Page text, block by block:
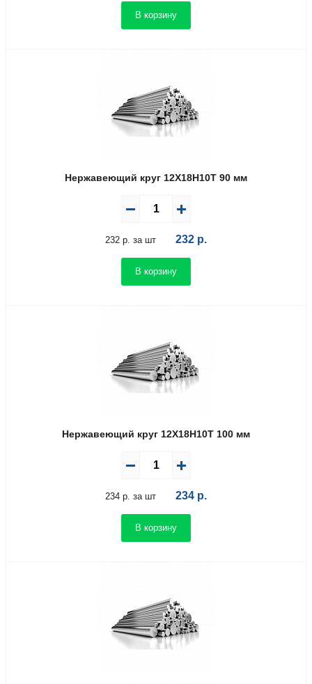
В корзину
Нержавеющий круг 12Х18Н10Т 90 мм
232 р. за шт 232 р.
В корзину
Нержавеющий круг 12Х18Н10Т 100 мм
234 р. за шт 234 р.
В корзину